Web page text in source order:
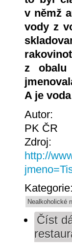
v němž
vody z
z obalu
A je
Autor:
PK ČR
Zdroj:
http://
Kategorie:
Nealkoholické
Číst